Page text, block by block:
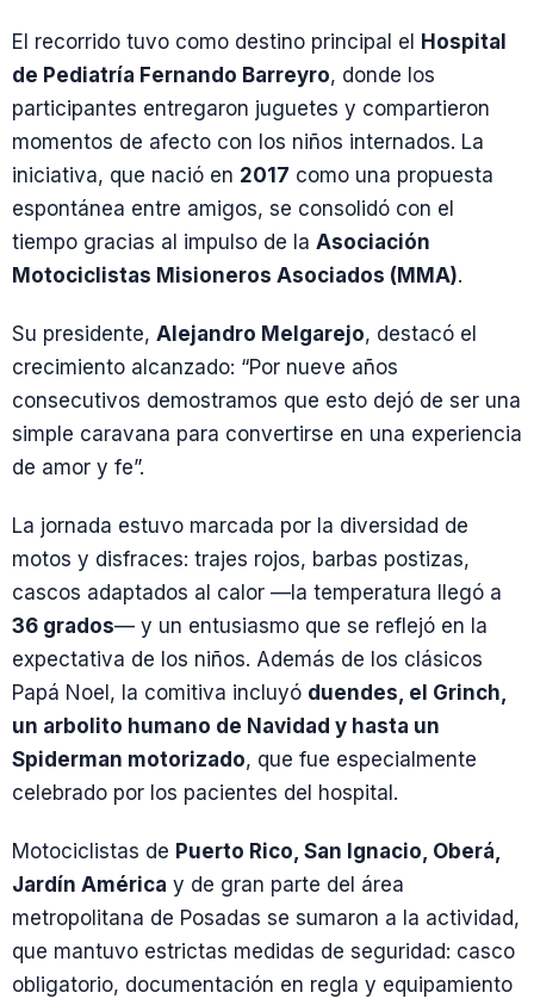
El recorrido tuvo como destino principal el Hospital
de Pediatría Fernando Barreyro, donde los
participantes entregaron juguetes y compartieron
momentos de afecto con los niños internados. La
iniciativa, que nació en 2017 como una propuesta
espontánea entre amigos, se consolidó con el
tiempo gracias al impulso de la Asociación
Motociclistas Misioneros Asociados (MMA).
Su presidente, Alejandro Melgarejo, destacó el
crecimiento alcanzado: “Por nueve años
consecutivos demostramos que esto dejó de ser una
simple caravana para convertirse en una experiencia
de amor y fe”.
La jornada estuvo marcada por la diversidad de
motos y disfraces: trajes rojos, barbas postizas,
cascos adaptados al calor —la temperatura llegó a
36 grados— y un entusiasmo que se reflejó en la
expectativa de los niños. Además de los clásicos
Papá Noel, la comitiva incluyó duendes, el Grinch,
un arbolito humano de Navidad y hasta un
Spiderman motorizado, que fue especialmente
celebrado por los pacientes del hospital.
Motociclistas de Puerto Rico, San Ignacio, Oberá,
Jardín América y de gran parte del área
metropolitana de Posadas se sumaron a la actividad,
que mantuvo estrictas medidas de seguridad: casco
obligatorio, documentación en regla y equipamiento